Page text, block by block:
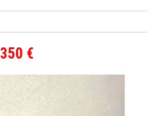
350 €